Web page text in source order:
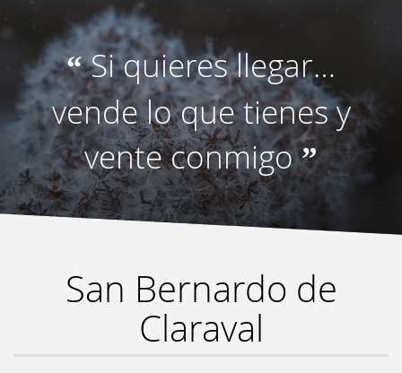
“Si quieres llegar…
vende lo que tienes y
vente conmigo”
San Bernardo de
Claraval